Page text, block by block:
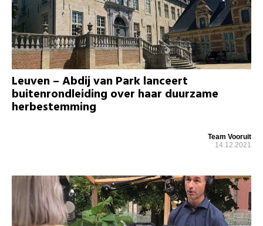
Leuven – Abdij van Park lanceert
buitenrondleiding over haar duurzame
herbestemming
Team Vooruit
14.12.2021